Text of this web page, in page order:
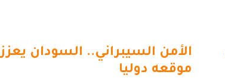
الأمن السيبراني.. السودان يعزز
موقعه دوليا